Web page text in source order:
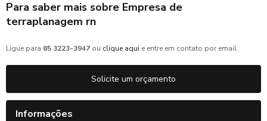
Para saber mais sobre Empresa de
terraplanagem rn
Ligue para 85 3223-3947 ou clique aqui e entre em contato por email.
Solicite um orçamento
Informações